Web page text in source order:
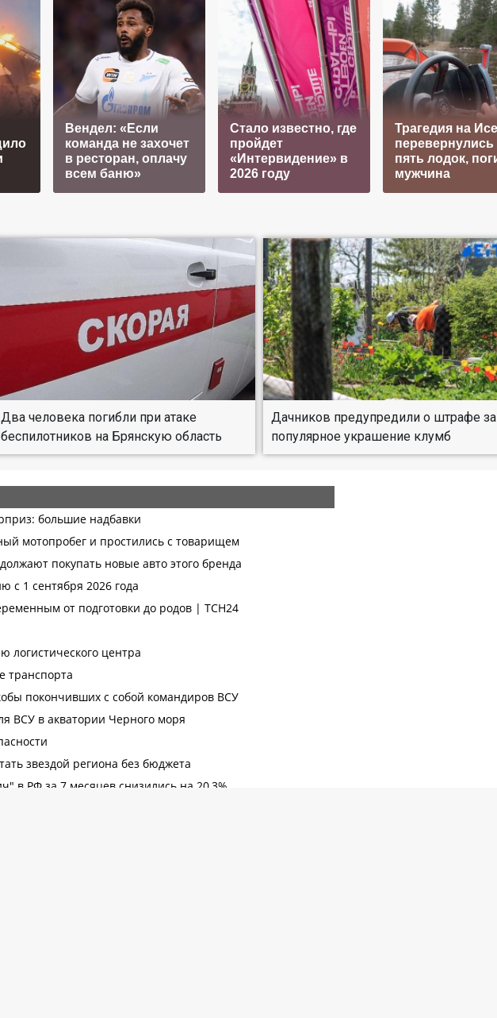
Вендел: «Если
команда не захочет
в ресторан, оплачу
всем баню»
Стало известно, где
пройдет
«Интервидение» в
2026 году
Трагедия на
перевернулись
пять лодок,
мужчина
Два человека погибли при атаке
беспилотников на Брянскую область
Дачников предупредили о штрафе за
популярное украшение клумб